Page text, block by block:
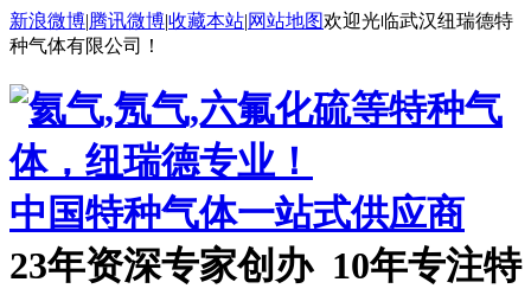
新浪微博|腾讯微博|收藏本站|网站地图欢迎光临武汉纽瑞德特
种气体有限公司！
中国特种气体一站式供应商
23年资深专家创办 10年专注特